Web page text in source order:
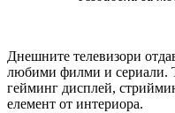
Днешните телевизори
любими филми и сериали.
гейминг дисплей,
елемент от интериора.